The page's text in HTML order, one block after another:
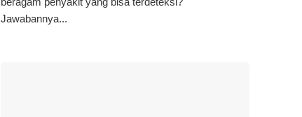
Jawabannya...